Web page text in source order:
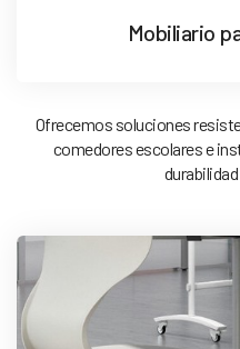
Mobiliario
Ofrecemos soluciones
comedores escolares e